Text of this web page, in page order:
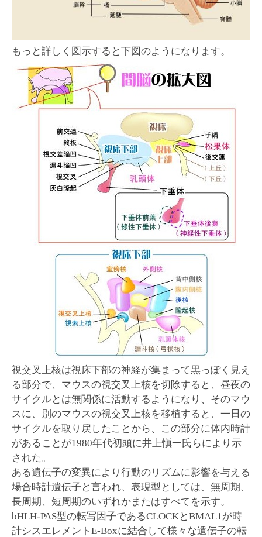
もっと詳しく図示すると下図のようになります。
視交叉上核は視床下部の神経が集まって黒っぽく見え
る部分で、マウスの視交叉上核を切除すると、昼夜の
サイクルとは無関係に活動するようになり、そのマウ
スに、別のマウスの視交叉上核を移植すると、一日の
サイクルを取り戻したことから、この部分に体内時計
があることが1980年代初頭に井上愼一氏らにより示
された。
ある遺伝子の変異により行動のリズムに影響を与える
場合時計遺伝子と言われ、表現型としては、無周期、
長周期、短周期のいずれかまたはすべてを示す。
bHLH-PAS型の転写因子であるCLOCKとBMAL1が時
計シスエレメントE-Boxに結合して様々な遺伝子の転